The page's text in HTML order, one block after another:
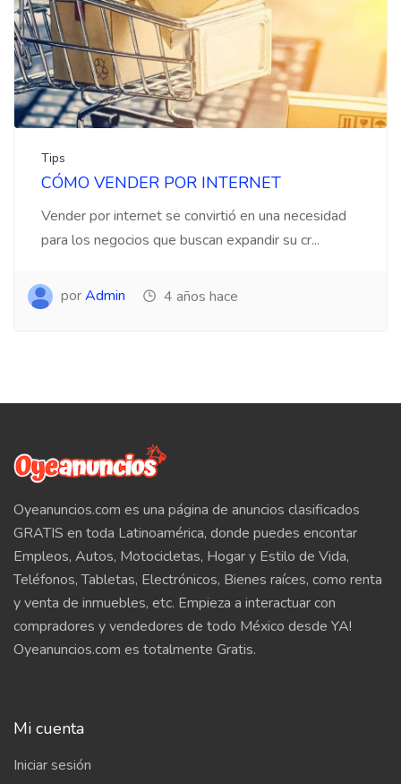
Tips
CÓMO VENDER POR INTERNET
Vender por internet se convirtió en una necesidad
para los negocios que buscan expandir su cr...
porAdmin 4 años hace
Oyeanuncios.com es una página de anuncios clasificados
GRATIS en toda Latinoamérica, donde puedes encontar
Empleos, Autos, Motocicletas, Hogar y Estilo de Vida,
Teléfonos, Tabletas, Electrónicos, Bienes raíces, como renta
y venta de inmuebles, etc. Empieza a interactuar con
compradores y vendedores de todo México desde YA!
Oyeanuncios.com es totalmente Gratis.
Mi cuenta
Iniciar sesión